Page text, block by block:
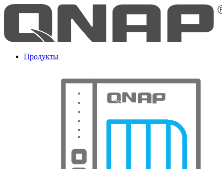
Продукты